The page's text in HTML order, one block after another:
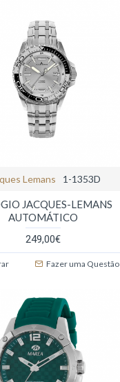
Lemans 1-1353D
JACQUES-LEMANS
AUTOMÁTICO
249,00€
Fazer uma Questão